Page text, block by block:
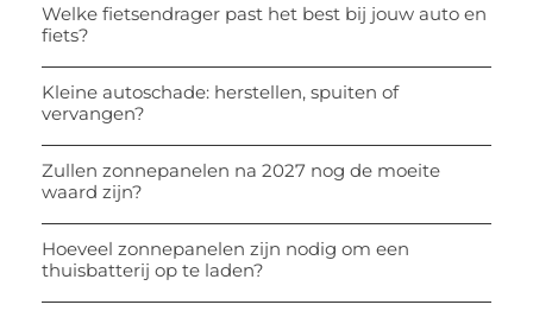
Welke fietsendrager past het best bij jouw auto en
fiets?
Kleine autoschade: herstellen, spuiten of
vervangen?
Zullen zonnepanelen na 2027 nog de moeite
waard zijn?
Hoeveel zonnepanelen zijn nodig om een
thuisbatterij op te laden?